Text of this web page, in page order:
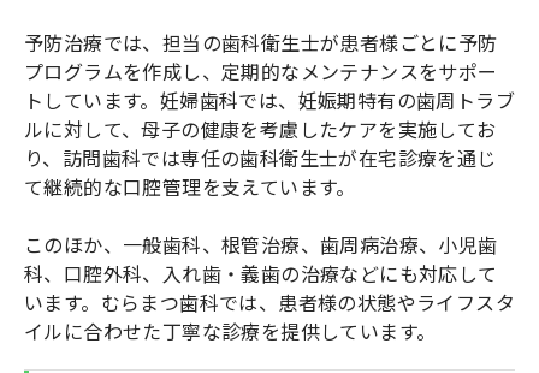
予防治療では、担当の歯科衛生士が患者様ごとに予防
プログラムを作成し、定期的なメンテナンスをサポー
トしています。妊婦歯科では、妊娠期特有の歯周トラブ
ルに対して、母子の健康を考慮したケアを実施してお
り、訪問歯科では専任の歯科衛生士が在宅診療を通じ
て継続的な口腔管理を支えています。
このほか、一般歯科、根管治療、歯周病治療、小児歯
科、口腔外科、入れ歯・義歯の治療などにも対応して
います。むらまつ歯科では、患者様の状態やライフスタ
イルに合わせた丁寧な診療を提供しています。